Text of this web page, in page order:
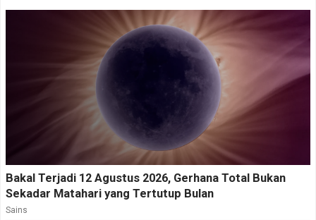
Bakal Terjadi 12 Agustus 2026, Gerhana Total Bukan
Sekadar Matahari yang Tertutup Bulan
Sains